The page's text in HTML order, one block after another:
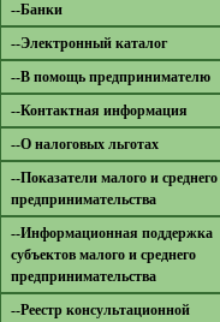
--Банки
--Электронный каталог
--В помощь предпринимателю
--Контактная информация
--О налоговых льготах
--Показатели малого и среднего
предпринимательства
--Информационная поддержка
субъектов малого и среднего
предпринимательства
--Реестр консультационной